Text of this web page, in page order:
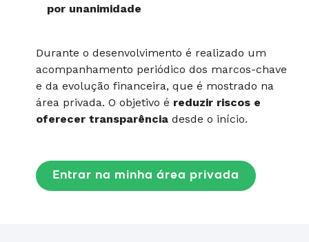
por unanimidade
Durante o desenvolvimento é realizado um
acompanhamento periódico dos marcos-chave
e da evolução financeira, que é mostrado na
área privada. O objetivo é reduzir riscos e
oferecer transparência desde o início.
Entrar na minha área privada